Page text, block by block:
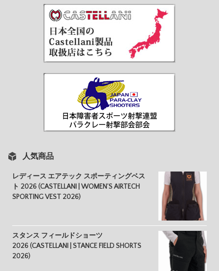
人気商品
レディース エアテック スポーティングベス
ト 2026 (CASTELLANI | WOMEN’S AIRTECH
SPORTING VEST 2026)
スタンス フィールドショーツ
2026 (CASTELLANI | STANCE FIELD SHORTS
2026)